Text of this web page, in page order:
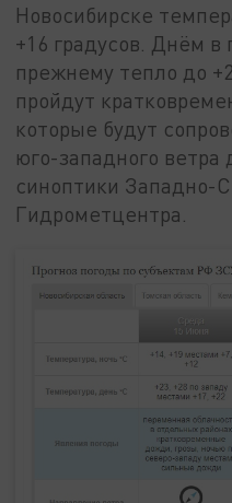
Новосибирске
+16 градусов. Днём в
прежнему тепло до
пройдут
которые будут
юго-западного
синоптики Западно-
Гидрометцентра.